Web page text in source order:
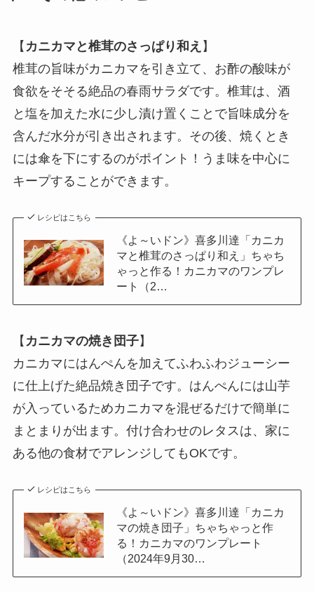
【 カニカマと椎茸のさっぱり和え 】
椎茸の旨味がカニカマを引き立て、お酢の酸味が
食欲をそそる絶品の春雨サラダです。椎茸は、酒
と塩を加えた水に少し漬け置くことで旨味成分を
含んだ水分が引き出されます。その後、焼くとき
には傘を下にするのがポイント！うま味を中心に
キープすることができます。
レシピはこちら
《よ～いドン》喜多川達「カニカ
マと椎茸のさっぱり和え」ちゃち
ゃっと作る！カニカマのワンプレ
ート（2…
【 カニカマの焼き団子】
カニカマにはんぺんを加えてふわふわジューシー
に仕上げた絶品焼き団子です。はんぺんには山芋
が入っているためカニカマを混ぜるだけで簡単に
まとまりが出ます。付け合わせのレタスは、家に
ある他の食材でアレンジしてもOKです。
レシピはこちら
《よ～いドン》喜多川達「カニカ
マの焼き団子」ちゃちゃっと作
る！カニカマのワンプレート
（2024年9月30…